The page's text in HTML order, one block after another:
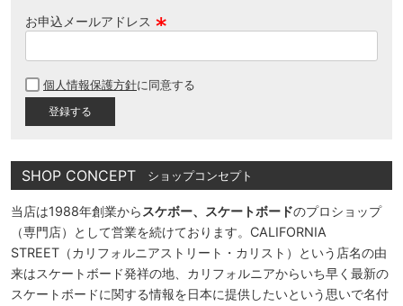
お申込メールアドレス
須
個人情報保護方針に同意する
SHOP CONCEPT ショップコンセプト
当店は1988年創業から スケボー、スケートボードのプロショップ
（専門店）として営業を続けております。CALIFORNIA
STREET（カリフォルニアストリート・カリスト）という店名の由
来はスケートボード発祥の地、カリフォルニアからいち早く最新の
スケートボードに関する情報を日本に提供したいという思いで名付